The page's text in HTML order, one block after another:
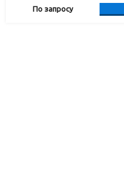
По запросу